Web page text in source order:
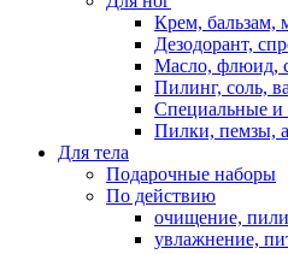
Крем, бальзам,
Дезодорант,
Масло, флюид,
Пилинг, соль,
Специальные и
Пилки, пемзы,
Для тела
Подарочные наборы
По действию
очищение,
увлажнение,